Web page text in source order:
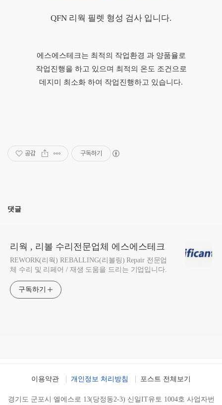
QFN 리웍 필렛 형성 검사 입니다.
에스에스테크는 최적의 작업환경 과 양품율로
작업진행을 하고 있으며 최적의 온도 조건으로
데지미 최소화 하여 작업진행하고 있습니다.
공감 구독하기
댓글
리웍 , 리볼 수리전문업체 에스에스테크
REWORK(리웍) REBALLING(리볼링) Repair 전문업
체 수리 및 리페어 / 재생 도움을 드리는 기업입니다.
구독하기
이용약관 개인정보 처리방침 포스트 전체보기
경기도 군포시 엘에스로 13(당정동2-3) 신일IT유토 1004호 사업자번